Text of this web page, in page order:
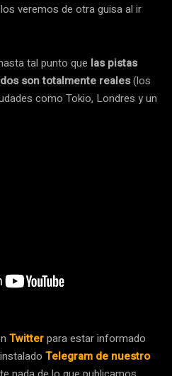
veremos de otra guisa al ir
tal punto que las pistas
son totalmente reales(los
como Tokio, Londres y un
Twitterpara estar informado
Telegram de nuestro